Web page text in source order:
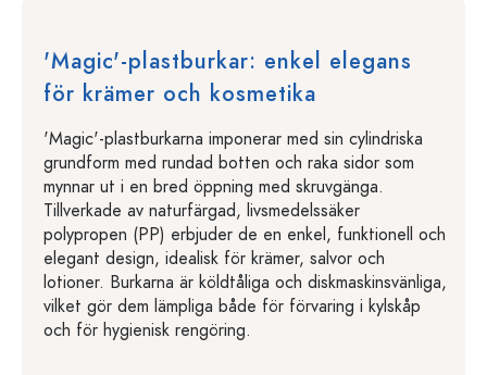
'Magic'-plastburkar: enkel elegans
för krämer och kosmetika
'Magic'-plastburkarna imponerar med sin cylindriska
grundform med rundad botten och raka sidor som
mynnar ut i en bred öppning med skruvgänga.
Tillverkade av naturfärgad, livsmedelssäker
polypropen (PP) erbjuder de en enkel, funktionell och
elegant design, idealisk för krämer, salvor och
lotioner. Burkarna är köldtåliga och diskmaskinsvänliga,
vilket gör dem lämpliga både för förvaring i kylskåp
och för hygienisk rengöring.